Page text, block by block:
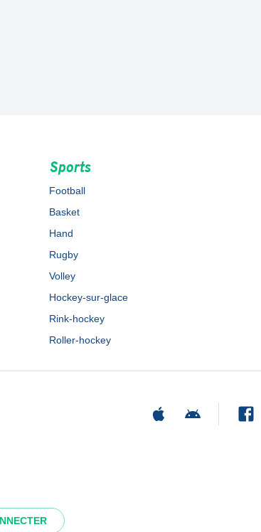
Sports
Football
Basket
Hand
Rugby
Volley
Hockey-sur-glace
Rink-hockey
Roller-hockey